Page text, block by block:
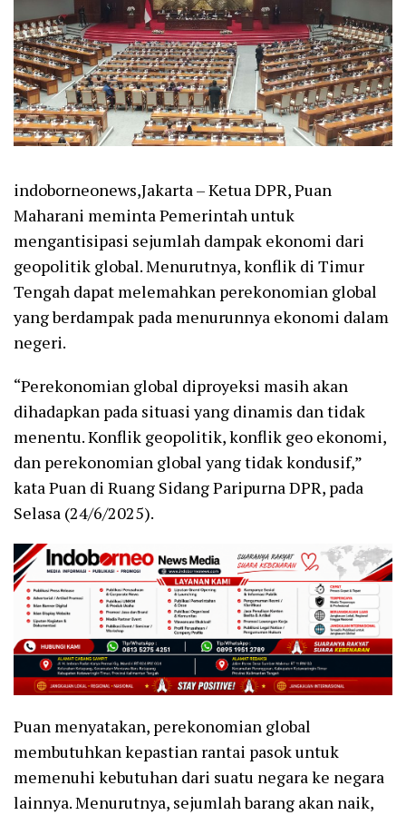
indoborneonews,Jakarta – Ketua DPR, Puan
Maharani meminta Pemerintah untuk
mengantisipasi sejumlah dampak ekonomi dari
geopolitik global. Menurutnya, konflik di Timur
Tengah dapat melemahkan perekonomian global
yang berdampak pada menurunnya ekonomi dalam
negeri.
“Perekonomian global diproyeksi masih akan
dihadapkan pada situasi yang dinamis dan tidak
menentu. Konflik geopolitik, konflik geo ekonomi,
dan perekonomian global yang tidak kondusif,”
kata Puan di Ruang Sidang Paripurna DPR, pada
Selasa (24/6/2025).
Puan menyatakan, perekonomian global
membutuhkan kepastian rantai pasok untuk
memenuhi kebutuhan dari suatu negara ke negara
lainnya. Menurutnya, sejumlah barang akan naik,